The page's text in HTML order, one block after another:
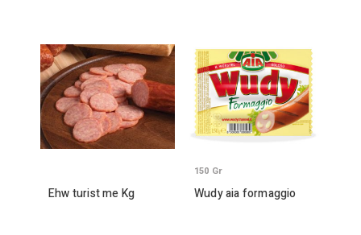
Ehw turist meKg Wudy aia formaggio
150 Gr